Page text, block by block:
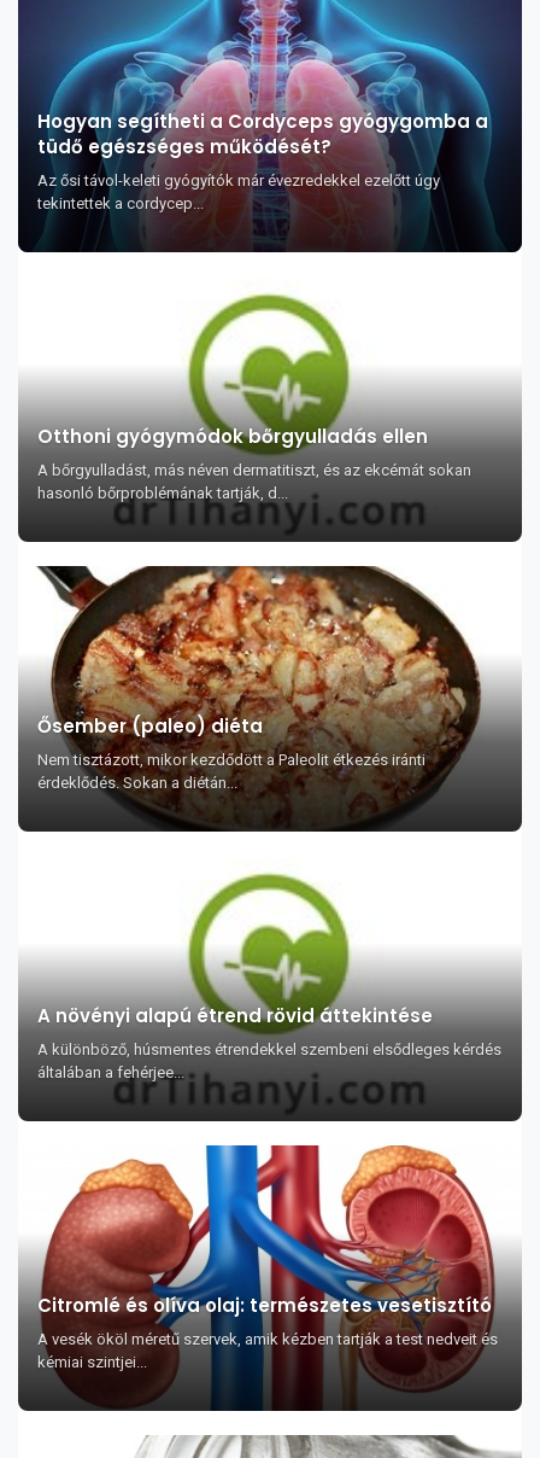
Hogyan segítheti a Cordyceps gyógygomba a
tüdő egészséges működését?
Az ősi távol-keleti gyógyítók már évezredekkel ezelőtt úgy
tekintettek a cordycep...
Otthoni gyógymódok bőrgyulladás ellen
A bőrgyulladást, más néven dermatitiszt, és az ekcémát sokan
hasonló bőrproblémának tartják, d...
Ősember (paleo) diéta
Nem tisztázott, mikor kezdődött a Paleolit étkezés iránti
érdeklődés. Sokan a diétán...
A növényi alapú étrend rövid áttekintése
A különböző, húsmentes étrendekkel szembeni elsődleges kérdés
általában a fehérjee...
Citromlé és olíva olaj: természetes vesetisztító
A vesék ököl méretű szervek, amik kézben tartják a test nedveit és
kémiai szintjei...